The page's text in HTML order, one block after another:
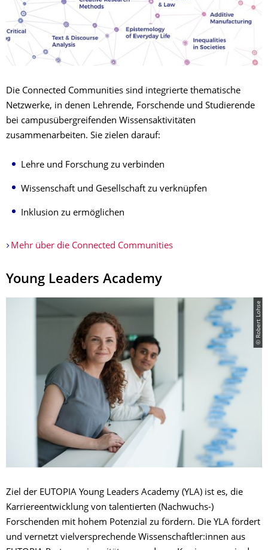
Die Connected Communities sind integrierte thematische
Netzwerke, in denen Lehrende, Forschende und Studierende
bei campusübergreifenden Wissensaktivitäten
zusammenarbeiten. Sie zielen darauf:
Lehre und Forschung zu verbinden
Wissenschaft und Gesellschaft zu verknüpfen
Inklusion zu ermöglichen
Mehr über die Connected Communities
Young Leaders Academy
© Robert Lohse
Ziel der EUTOPIA Young Leaders Academy (YLA) ist es, die
Karriereentwicklung von talentierten (Nachwuchs-)
Forschenden mit hohem Potenzial zu fördern. Die YLA fördert
und vernetzt vielversprechende Wissenschaftler:innen aus